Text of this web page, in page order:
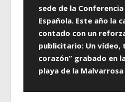
sede de la
Española. Este año la
contado con un
publicitario: Un vídeo,
corazón” grabado en
playa de la Malvarrosa